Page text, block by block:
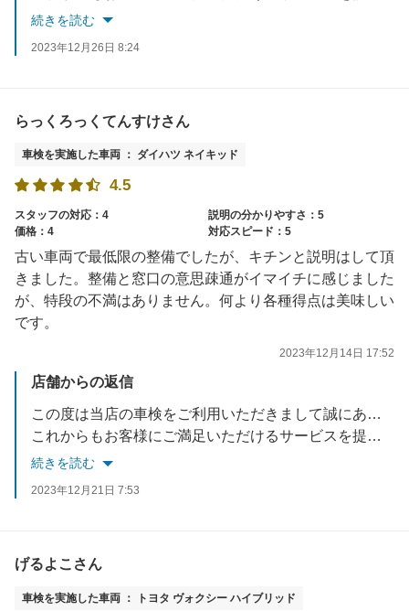
またのご利用を心よりお待ち申しあげます
続きを読む
2023年12月26日 8:24
らっくろっくてんすけさん
車検を実施した車両 ： ダイハツ ネイキッド
4.5
スタッフの対応：4
説明の分かりやすさ：5
価格：4
対応スピード：5
古い車両で最低限の整備でしたが、キチンと説明はして頂
きました。整備と窓口の意思疎通がイマイチに感じました
が、特段の不満はありません。何より各種得点は美味しい
です。
2023年12月14日 17:52
店舗からの返信
この度は当店の車検をご利用いただきまして誠にありがとうございます。
これからもお客様にご満足いただけるサービスを提供できるよう努めてまいります。
またのご利用を心よりお待ち申しあげます
続きを読む
2023年12月21日 7:53
げるよこさん
車検を実施した車両 ： トヨタ ヴォクシー ハイブリッド